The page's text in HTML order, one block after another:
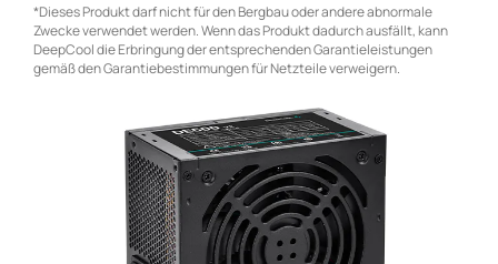
*Dieses Produkt darf nicht für den Bergbau oder andere abnormale
Zwecke verwendet werden. Wenn das Produkt dadurch ausfällt, kann
DeepCool die Erbringung der entsprechenden Garantieleistungen
gemäß den Garantiebestimmungen für Netzteile verweigern.